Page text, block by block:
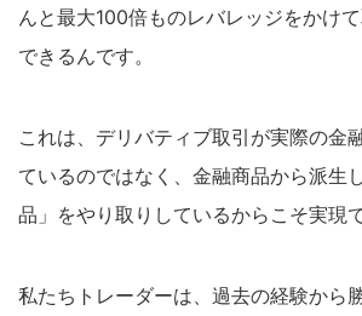
んと最大100倍ものレバレッジをかけ
できるんです。
これは、デリバティブ取引が実際の金
ているのではなく、金融商品から派生
品」をやり取りしているからこそ実現
私たちトレーダーは、過去の経験から